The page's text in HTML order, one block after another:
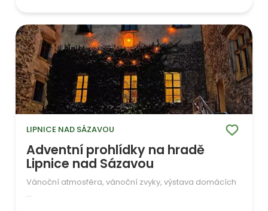
LIPNICE NAD SÁZAVOU
Adventní prohlídky na hradě
Lipnice nad Sázavou
Vánoční atmosféra, vánoční zvyky, výstava domácích
...